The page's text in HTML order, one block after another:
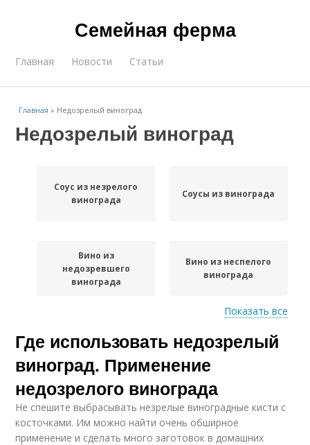
Семейная ферма
Главная Новости Статьи
Главная » Недозрелый виноград
Недозрелый виноград
Соус из незрелого
винограда
Соусы из винограда
Вино из
недозревшего
винограда
Вино из неспелого
винограда
Незрелый виноград
недозревшего
Вина из недозрелого
винограда
Варение из
недозрелого
винограда
Показать все
Где использовать недозрелый
виноград. Применение
недозрелого винограда
Не спешите выбрасывать незрелые виноградные кисти с
косточками. Им можно найти очень обширное
применение и сделать много заготовок в домашних